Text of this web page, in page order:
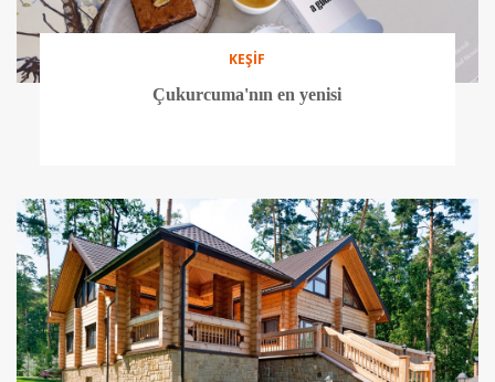
KEŞİF
Çukurcuma'nın en yenisi